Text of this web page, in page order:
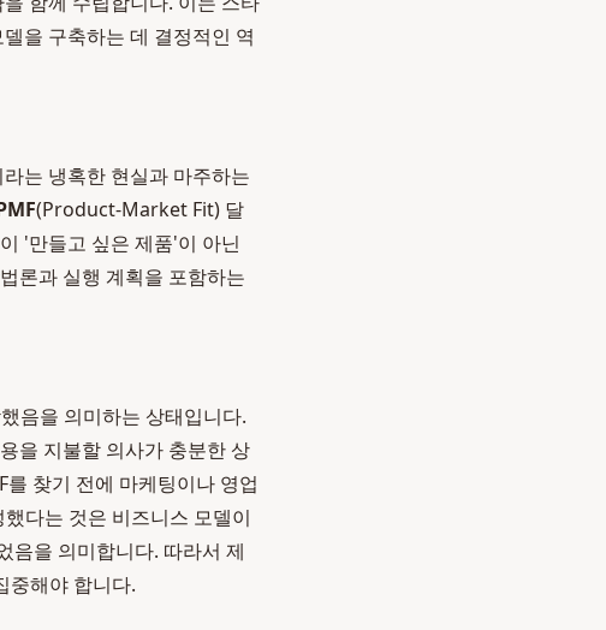
을 구축하는 데 결정적인 역
는 냉혹한 현실과 마주하는
(Product-Market Fit) 달
'만들고 싶은 제품'이 아닌
론과 실행 계획을 포함하는
음을 의미하는 상태입니다.
을 지불할 의사가 충분한 상
찾기 전에 마케팅이나 영업
다는 것은 비즈니스 모델이
음을 의미합니다. 따라서 제
중해야 합니다.